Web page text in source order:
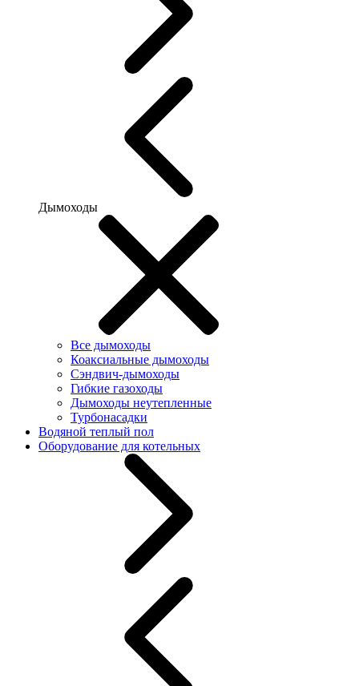
Дымоходы
Все дымоходы
Коаксиальные дымоходы
Сэндвич-дымоходы
Гибкие газоходы
Дымоходы неутепленные
Турбонасадки
Водяной теплый пол
Оборудование для котельных